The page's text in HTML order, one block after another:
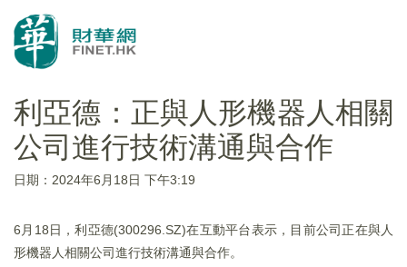
利亞德：正與人形機器人相關
公司進行技術溝通與合作
日期：2024年6月18日 下午3:19
6月18日，利亞德(300296.SZ)在互動平台表示，目前公司正在與人
形機器人相關公司進行技術溝通與合作。